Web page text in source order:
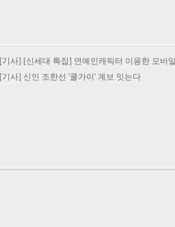
[기사] [신세대 특집] 연예인캐릭터 이용한 모바
[기사] 신인 조한선 '쿨가이' 계보 잇는다